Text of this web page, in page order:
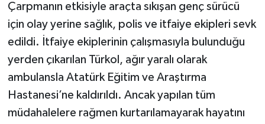
Çarpmanın etkisiyle araçta sıkışan genç sürücü
için olay yerine sağlık, polis ve itfaiye ekipleri sevk
edildi. İtfaiye ekiplerinin çalışmasıyla bulunduğu
yerden çıkarılan Türkol, ağır yaralı olarak
ambulansla Atatürk Eğitim ve Araştırma
Hastanesi’ne kaldırıldı. Ancak yapılan tüm
müdahalelere rağmen kurtarılamayarak hayatını